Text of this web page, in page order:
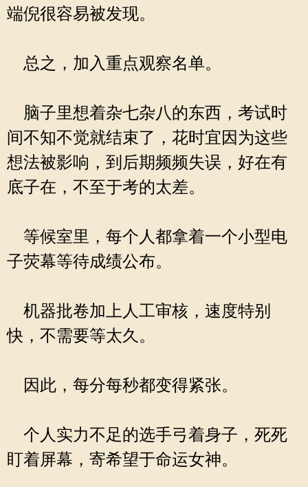
端倪很容易被发现。
总之，加入重点观察名单。
脑子里想着杂七杂八的东西，考试时
间不知不觉就结束了，花时宜因为这些
想法被影响，到后期频频失误，好在有
底子在，不至于考的太差。
等候室里，每个人都拿着一个小型电
子荧幕等待成绩公布。
机器批卷加上人工审核，速度特别
快，不需要等太久。
因此，每分每秒都变得紧张。
个人实力不足的选手弓着身子，死死
盯着屏幕，寄希望于命运女神。